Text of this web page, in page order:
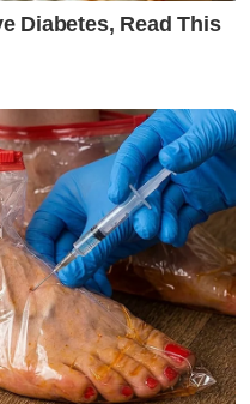
untuk bersara
untuk
jadi mereka
berubat.
juga mungkin
lelaki sebab
untuk keluar
mengambil